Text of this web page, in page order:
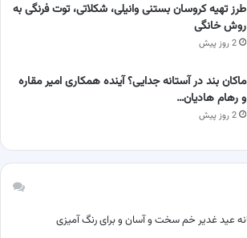
طرز تهیه کروسان بستنی وانیلی، شکلاتی، توت فرنگی به
روش خانگی
2 روز پیش
ماکان بند در آستانه جدایی؟ آینده همکاری امیر مقاره
و رهام هادیان…
2 روز پیش